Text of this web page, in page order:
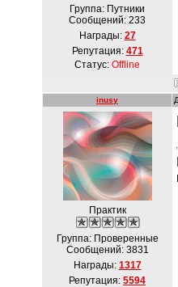
Группа: Путники
Сообщений: 233
Награды: 27
Репутация: 471
Статус: Offline
inusy
Практик
Группа: Проверенные
Сообщений: 3831
Награды: 1317
Репутация: 5594